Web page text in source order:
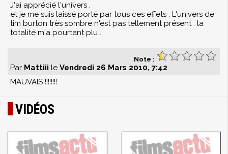
J'ai apprécié l'univers ,
et je me suis laissé porté par tous ces effets . L'univers de
tim burton très sombre n'est pas tellement présent . la
totalité m'a pourtant plu .
Note :
Par Mattiii le Vendredi 26 Mars 2010, 7:42
MAUVAIS !!!!!!!!
VIDÉOS